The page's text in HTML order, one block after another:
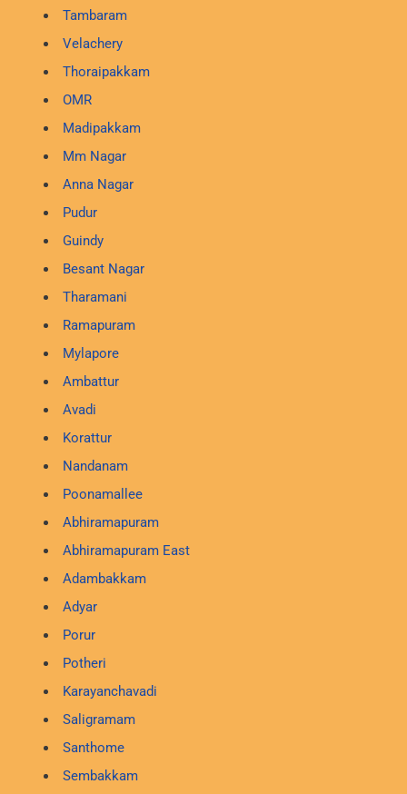
Tambaram
Velachery
Thoraipakkam
OMR
Madipakkam
Mm Nagar
Anna Nagar
Pudur
Guindy
Besant Nagar
Tharamani
Ramapuram
Mylapore
Ambattur
Avadi
Korattur
Nandanam
Poonamallee
Abhiramapuram
Abhiramapuram East
Adambakkam
Adyar
Porur
Potheri
Karayanchavadi
Saligramam
Santhome
Sembakkam